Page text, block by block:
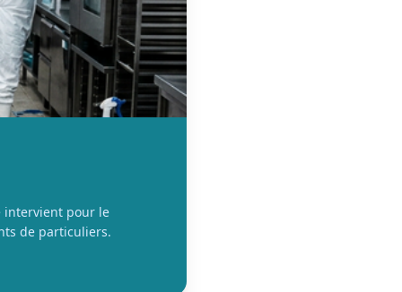
intervient pour le
de particuliers.